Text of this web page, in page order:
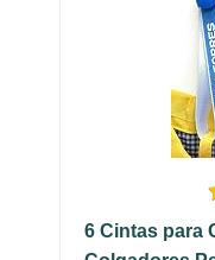
6 Cintas para